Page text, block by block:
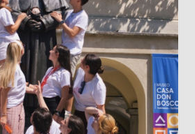
BIOMÉTRICOS: NUESTRA
EN JUEGO